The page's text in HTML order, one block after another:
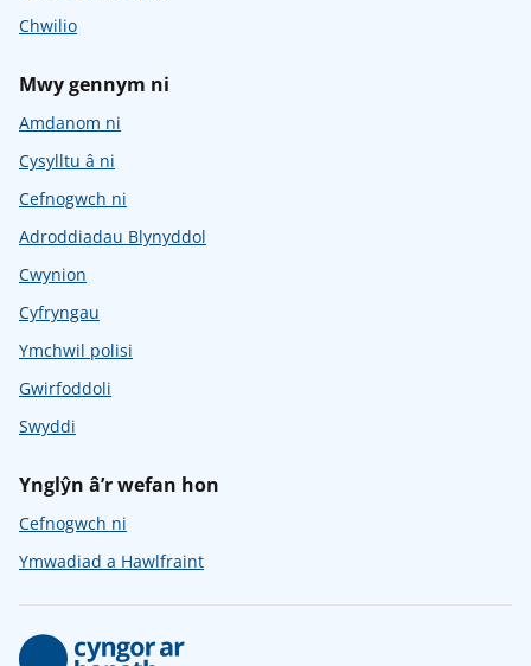
Chwilio
Mwy gennym ni
Amdanom ni
Cysylltu â ni
Cefnogwch ni
Adroddiadau Blynyddol
Cwynion
Cyfryngau
Ymchwil polisi
Gwirfoddoli
Swyddi
Ynglŷn â’r wefan hon
Cefnogwch ni
Ymwadiad a Hawlfraint